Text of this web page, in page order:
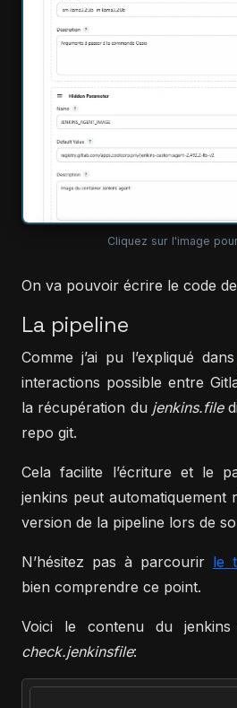
Cliquez sur l'image
On va pouvoir écrire le code
La pipeline
Comme j’ai pu l’expliqué dans
interactions possible entre
la récupération du jenkins.file
repo git.
Cela facilite l’écriture et le
jenkins peut automatiquement
version de la pipeline lors de
N’hésitez pas à parcourir le
bien comprendre ce point.
Voici le contenu du
check.jenkinsfile: